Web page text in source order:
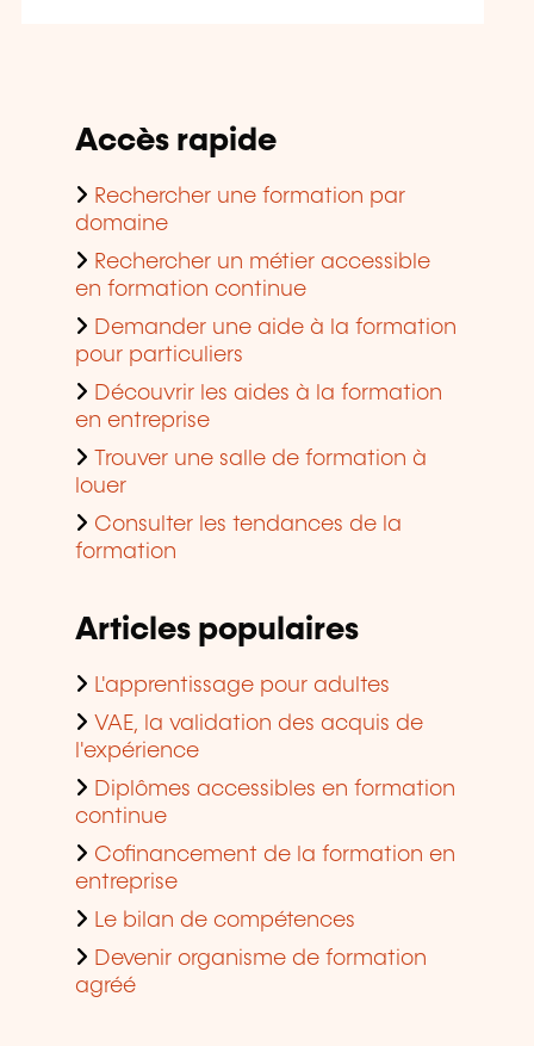
Accès rapide
Rechercher une formation par
domaine
Rechercher un métier accessible
en formation continue
Demander une aide à la formation
pour particuliers
Découvrir les aides à la formation
en entreprise
Trouver une salle de formation à
louer
Consulter les tendances de la
formation
Articles populaires
L'apprentissage pour adultes
VAE, la validation des acquis de
l'expérience
Diplômes accessibles en formation
continue
Cofinancement de la formation en
entreprise
Le bilan de compétences
Devenir organisme de formation
agréé